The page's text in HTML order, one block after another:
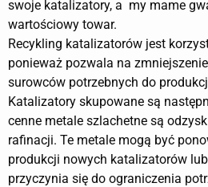
swoje katalizatory, a my mame
wartościowy towar.
Recykling katalizatorów jest
ponieważ pozwala na
surowców potrzebnych do
Katalizatory skupowane są
cenne metale szlachetne są
rafinacji. Te metale mogą być
produkcji nowych katalizatorów
przyczynia się do ograniczenia